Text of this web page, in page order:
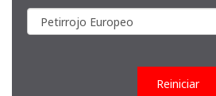
Reiniciar